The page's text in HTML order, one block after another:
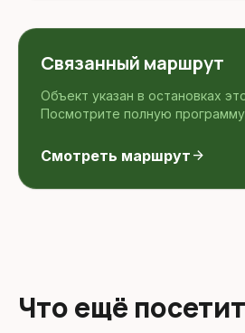
Связанный маршрут
Объект указан в остановках
Посмотрите полную программу
Смотреть маршрут arrow_forward
Что ещё